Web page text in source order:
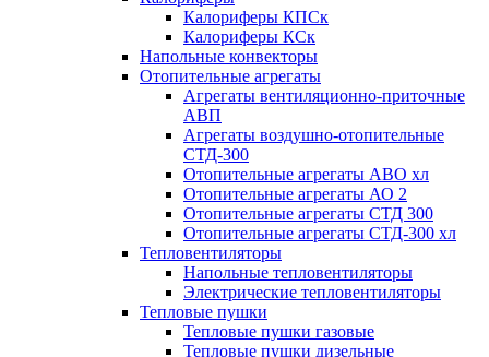
Калориферы КПСк
Калориферы КСк
Напольные конвекторы
Отопительные агрегаты
Агрегаты вентиляционно-приточные
АВП
Агрегаты воздушно-отопительные
СТД-300
Отопительные агрегаты АВО хл
Отопительные агрегаты АО 2
Отопительные агрегаты СТД 300
Отопительные агрегаты СТД-300 хл
Тепловентиляторы
Напольные тепловентиляторы
Электрические тепловентиляторы
Тепловые пушки
Тепловые пушки газовые
Тепловые пушки дизельные